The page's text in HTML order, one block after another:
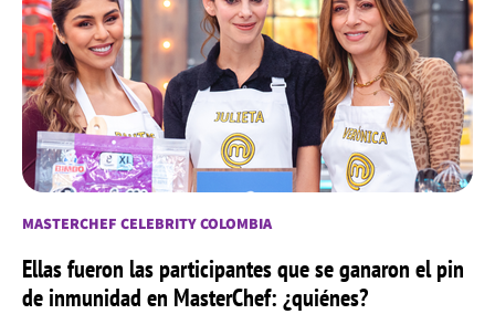
MASTERCHEF CELEBRITY COLOMBIA
Ellas fueron las participantes que se ganaron el pin
de inmunidad en MasterChef: ¿quiénes?